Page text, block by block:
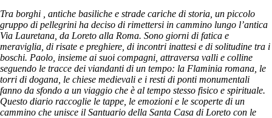
Tra borghi , antiche basiliche e strade cariche di storia, un piccolo
gruppo di pellegrini ha deciso di rimettersi in cammino lungo l’antica
Via Lauretana, da Loreto alla Roma. Sono giorni di fatica e
meraviglia, di risate e preghiere, di incontri inattesi e di solitudine tra i
boschi. Paolo, insieme ai suoi compagni, attraversa valli e colline
seguendo le tracce dei viandanti di un tempo: la Flaminia romana, le
torri di dogana, le chiese medievali e i resti di ponti monumentali
fanno da sfondo a un viaggio che è al tempo stesso fisico e spirituale.
Questo diario raccoglie le tappe, le emozioni e le scoperte di un
cammino che unisce il Santuario della Santa Casa di Loreto con le